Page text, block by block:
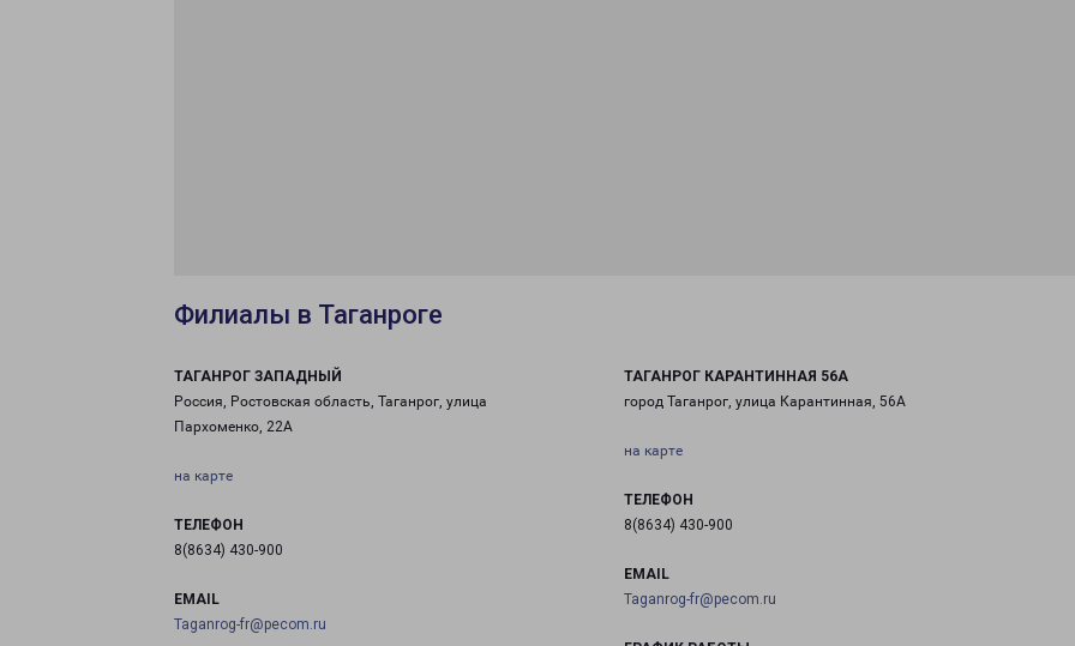
Филиалы в Таганроге
ТАГАНРОГ ЗАПАДНЫЙ
Россия, Ростовская область, Таганрог, улица
Пархоменко, 22А
на карте
ТЕЛЕФОН
8(8634) 430-900
EMAIL
Taganrog-fr@pecom.ru
ТАГАНРОГ КАРАНТИННАЯ 56А
город Таганрог, улица Карантинная, 56А
на карте
ТЕЛЕФОН
8(8634) 430-900
EMAIL
Taganrog-fr@pecom.ru